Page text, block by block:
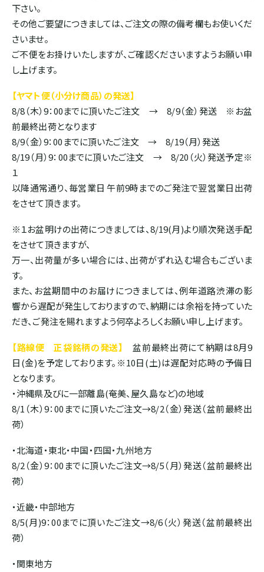
下さい。
その他ご要望につきましては、ご注文の際の備考欄もお使いくだ
さいませ。
ご不便をお掛けいたしますが、ご確認くださいますようお願い申
し上げます。
【ヤマト便（小分け商品）の発送】
8/8（木）9：00までに頂いたご注文 → 8/9（金）発送 ※お盆
前最終出荷となります
8/9（金）9：00までに頂いたご注文 → 8/19（月）発送
8/19（月）9：00までに頂いたご注文 → 8/20（火）発送予定※
１
以降通常通り、毎営業日 午前9時までのご発注で翌営業日出荷
をさせて頂きます。
※１お盆明けの出荷につきましては、8/19(月)より順次発送手配
をさせて頂きますが、
万一、出荷量が多い場合には、出荷がずれ込む場合もございま
す。
また、お盆期間中のお届けにつきましては、例年道路渋滞の影
響から遅配が発生しておりますので、納期には余裕を持っていた
だき、ご発注を賜れますよう何卒よろしくお願い申し上げます。
【路線便 正袋銘柄の発送】
盆前最終出荷にて納期は8月9
日(金)を予定しております。※10日(土)は遅配対応時の予備日
となります。
・沖縄県及びに一部離島(奄美、屋久島など)の地域
8/1（木）9：00までに頂いたご注文→8/2（金）発送（盆前最終出
荷）
・北海道・東北・中国・四国・九州地方
8/2（金）9：00までに頂いたご注文→8/5（月）発送（盆前最終出
荷）
・近畿・中部地方
8/5(月)9：00までに頂いたご注文→8/6（火）発送（盆前最終出
荷）
・関東地方
ペルー
ボリビア
ASIA
インド
インドネシア
パプアニューギニア
CARIB
ジャマイカ
ドミニカ